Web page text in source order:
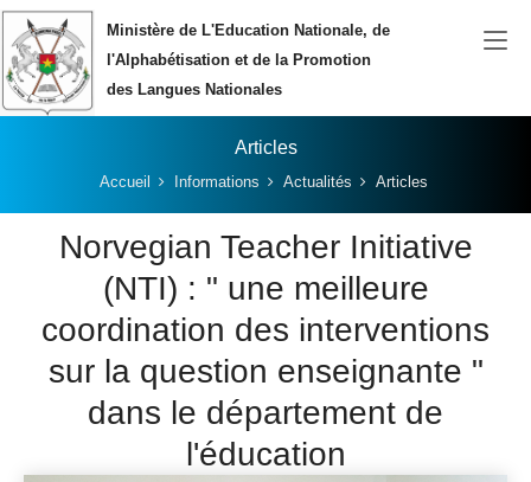
Aller au contenu principalMinistère de L'Education Nationale, de
l'Alphabétisation et de la Promotion
des Langues Nationales
Articles
Vous êtes ici:Accueil Informations Actualités Articles
Norvegian Teacher Initiative
(NTI) : " une meilleure
coordination des interventions
sur la question enseignante "
dans le département de
l'éducation